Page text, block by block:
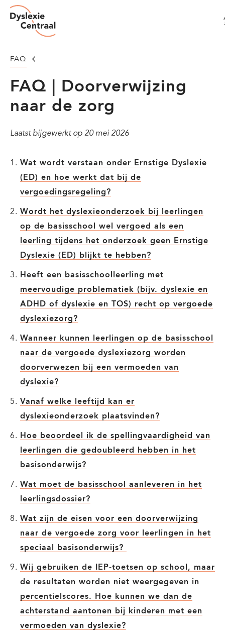
Overslaan
de
inhoud
gaan
Centraal
Homepage
FAQ
FAQ | Doorverwijzing
naar de zorg
Laatst bijgewerkt op 20 mei 2026
Wat wordt verstaan onder Ernstige Dyslexie
(ED) en hoe werkt dat bij de
vergoedingsregeling?
Wordt het dyslexieonderzoek bij leerlingen
op de basisschool wel vergoed als een
leerling tijdens het onderzoek geen Ernstige
Dyslexie (ED) blijkt te hebben?
Heeft een basisschoolleerling met
meervoudige problematiek (bijv. dyslexie en
ADHD of dyslexie en TOS) recht op vergoede
dyslexiezorg?
Wanneer kunnen leerlingen op de basisschool
naar de vergoede dyslexiezorg worden
doorverwezen bij een vermoeden van
dyslexie?
Vanaf welke leeftijd kan er
dyslexieonderzoek plaatsvinden?
Hoe beoordeel ik de spellingvaardigheid van
leerlingen die gedoubleerd hebben in het
basisonderwijs?
Wat moet de basisschool aanleveren in het
leerlingsdossier?
Wat zijn de eisen voor een doorverwijzing
naar de vergoede zorg voor leerlingen in het
speciaal basisonderwijs?
Wij gebruiken de IEP-toetsen op school, maar
de resultaten worden niet weergegeven in
percentielscores. Hoe kunnen we dan de
achterstand aantonen bij kinderen met een
vermoeden van dyslexie?